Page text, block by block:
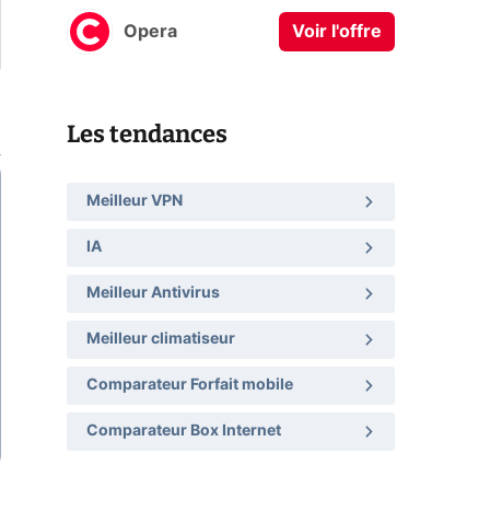
Opera Voir l'offre
Les tendances
Meilleur VPN
IA
Meilleur Antivirus
Meilleur climatiseur
Comparateur Forfait mobile
Comparateur Box Internet